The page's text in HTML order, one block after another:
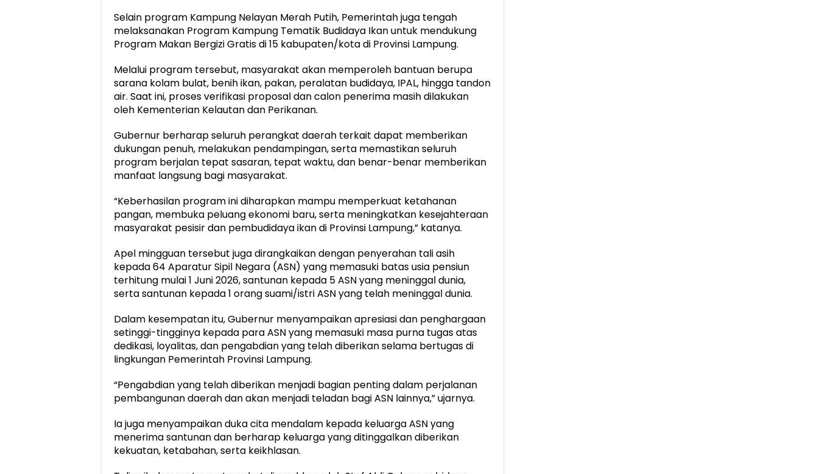
Selain program Kampung Nelayan Merah Putih, Pemerintah juga tengah
melaksanakan Program Kampung Tematik Budidaya Ikan untuk mendukung
Program Makan Bergizi Gratis di 15 kabupaten/kota di Provinsi Lampung.
Melalui program tersebut, masyarakat akan memperoleh bantuan berupa
sarana kolam bulat, benih ikan, pakan, peralatan budidaya, IPAL, hingga tandon
air. Saat ini, proses verifikasi proposal dan calon penerima masih dilakukan
oleh Kementerian Kelautan dan Perikanan.
Gubernur berharap seluruh perangkat daerah terkait dapat memberikan
dukungan penuh, melakukan pendampingan, serta memastikan seluruh
program berjalan tepat sasaran, tepat waktu, dan benar-benar memberikan
manfaat langsung bagi masyarakat.
“Keberhasilan program ini diharapkan mampu memperkuat ketahanan
pangan, membuka peluang ekonomi baru, serta meningkatkan kesejahteraan
masyarakat pesisir dan pembudidaya ikan di Provinsi Lampung,” katanya.
Apel mingguan tersebut juga dirangkaikan dengan penyerahan tali asih
kepada 64 Aparatur Sipil Negara (ASN) yang memasuki batas usia pensiun
terhitung mulai 1 Juni 2026, santunan kepada 5 ASN yang meninggal dunia,
serta santunan kepada 1 orang suami/istri ASN yang telah meninggal dunia.
Dalam kesempatan itu, Gubernur menyampaikan apresiasi dan penghargaan
setinggi-tingginya kepada para ASN yang memasuki masa purna tugas atas
dedikasi, loyalitas, dan pengabdian yang telah diberikan selama bertugas di
lingkungan Pemerintah Provinsi Lampung.
“Pengabdian yang telah diberikan menjadi bagian penting dalam perjalanan
pembangunan daerah dan akan menjadi teladan bagi ASN lainnya,” ujarnya.
Ia juga menyampaikan duka cita mendalam kepada keluarga ASN yang
menerima santunan dan berharap keluarga yang ditinggalkan diberikan
kekuatan, ketabahan, serta keikhlasan.